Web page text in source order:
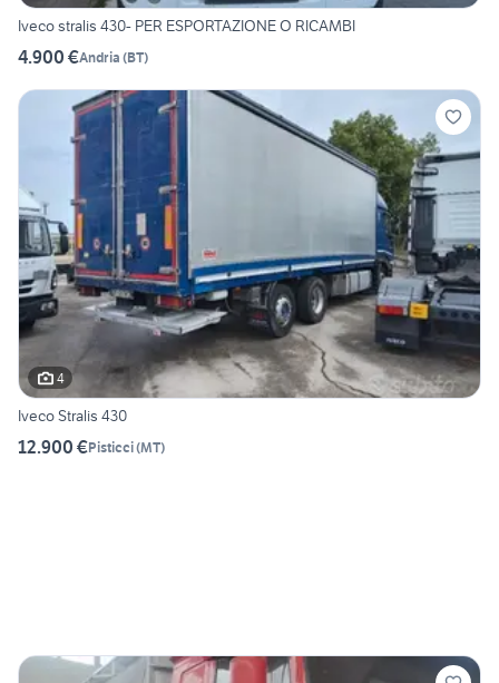
Iveco stralis 430- PER ESPORTAZIONE O RICAMBI
4.900 €Andria (BT)
4
Iveco Stralis 430
12.900 €Pisticci(MT)